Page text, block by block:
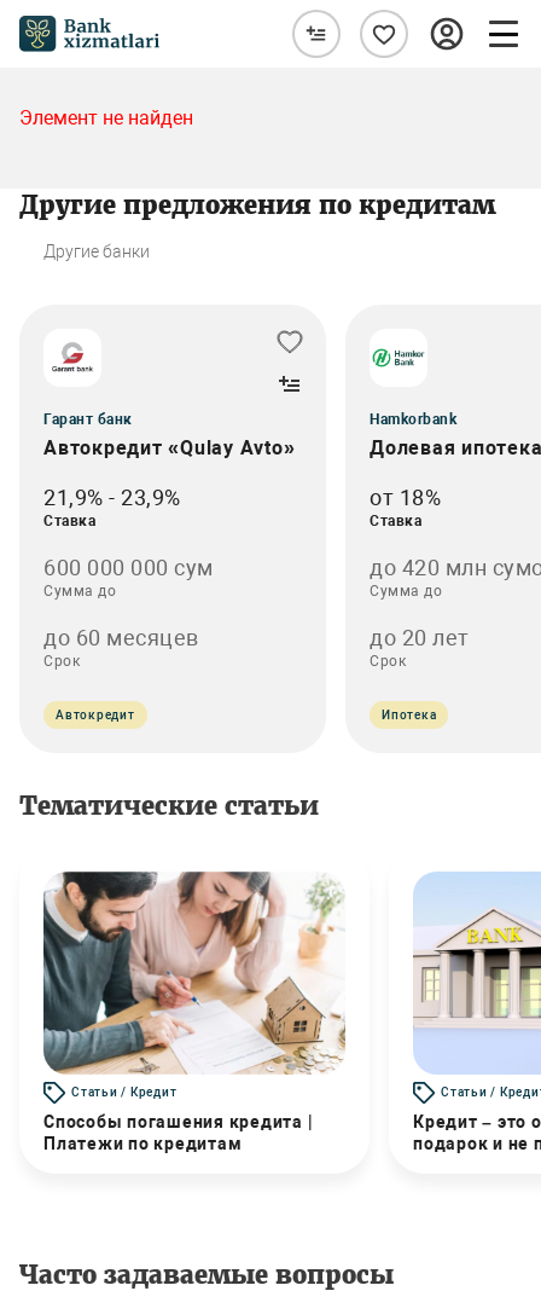
Элемент не найден
Другие предложения по кредитам
Другие банки
Гарант банк
Автокредит «Qulay Avto»
21,9% - 23,9%
Ставка
600 000 000 сум
Сумма до
до 60 месяцев
Срок
Автокредит
Hamkorbank
Долевая
от 18%
Ставка
до 420 млн
Сумма до
до 20 лет
Срок
Ипотека
Тематические статьи
Статьи / Кредит
Способы погашения кредита |
Платежи по кредитам
Статьи /
Кредит – это
подарок и не
Часто задаваемые вопросы